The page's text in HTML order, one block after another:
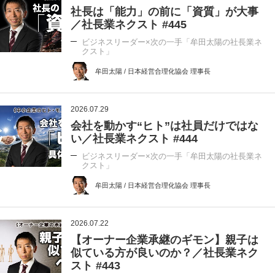
社長は「能力」の前に「資質」が大事
／社長業ネクスト #445
ビジネスリーダー×次の一手「牟田太陽の社長業ネ
クスト」
牟田太陽 / 日本経営合理化協会 理事長
2026.07.29
会社を動かす“ヒト”は社員だけではな
い／社長業ネクスト #444
ビジネスリーダー×次の一手「牟田太陽の社長業ネ
クスト」
牟田太陽 / 日本経営合理化協会 理事長
2026.07.22
【オーナー企業承継のギモン】親子は
似ている方が良いのか？／社長業ネク
スト #443